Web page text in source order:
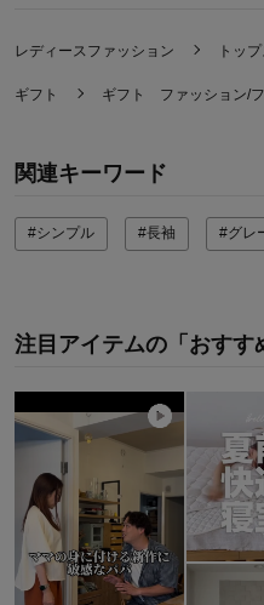
レディースファッション トッ
ギフト ギフト ファッション/
関連キーワード
#シンプル #長袖 #グレ
注目アイテムの「おすす